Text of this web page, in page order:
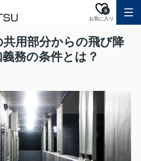
お気に入り
0
用部分からの飛び降
務の条件とは？